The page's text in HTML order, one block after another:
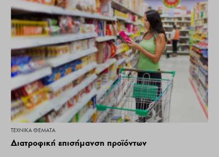
ΤΕΧΝΙΚΆ ΘΈΜΑΤΑ
Διατροφική επισήμανση προϊόντων